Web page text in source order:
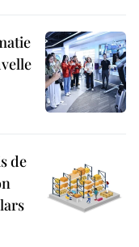
de